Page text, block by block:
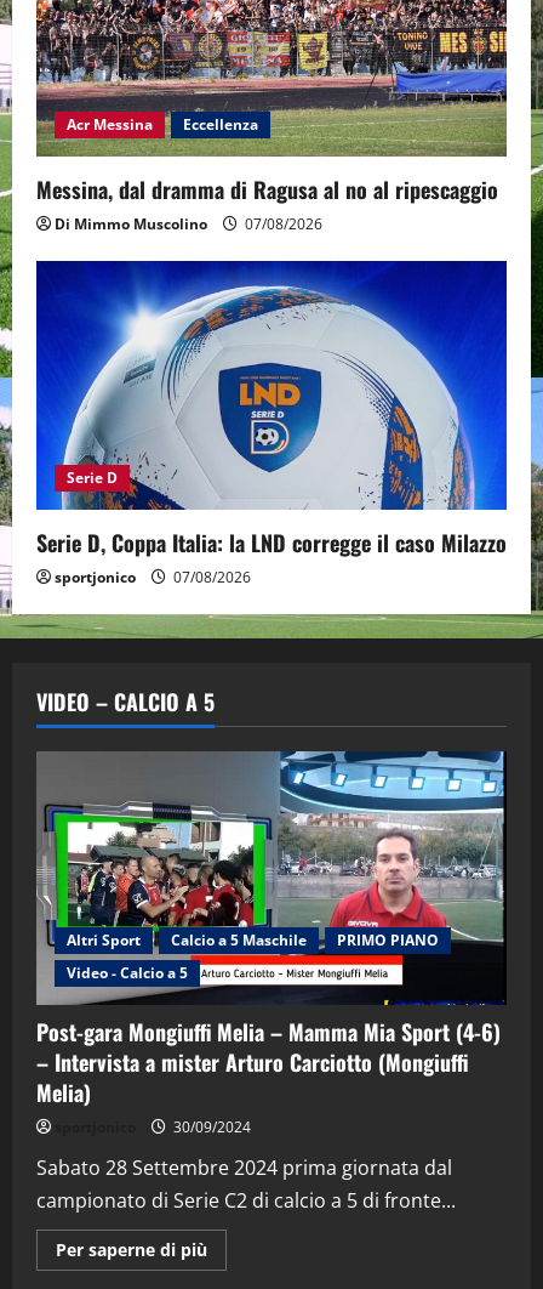
Acr Messina Eccellenza
Messina, dal dramma di Ragusa al no al ripescaggio
Di Mimmo Muscolino 07/08/2026
Serie D
Serie D, Coppa Italia: la LND corregge il caso Milazzo
sportjonico 07/08/2026
VIDEO – CALCIO A 5
Altri Sport Calcio a 5 Maschile
PRIMO PIANO
Video - Calcio a 5
Post-gara Mongiuffi Melia – Mamma Mia Sport (4-6)
– Intervista a mister Arturo Carciotto (Mongiuffi
Melia)
30/09/2024
Sabato 28 Settembre 2024 prima giornata dal
campionato di Serie C2 di calcio a 5 di fronte...
Per saperne di più
informazioni
2
“SportEmpire” in Podcast: 29^ Puntata
(Martedi 28 Aprile 2026)
28/04/2026
"SportEmpire" in Podcast